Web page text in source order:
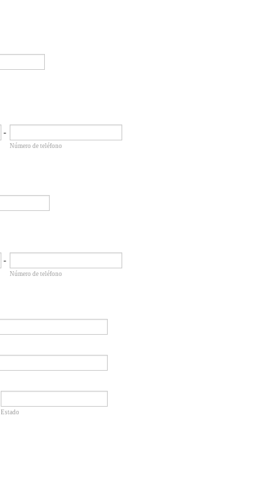
-
Número de teléfono
-
Número de teléfono
Estado